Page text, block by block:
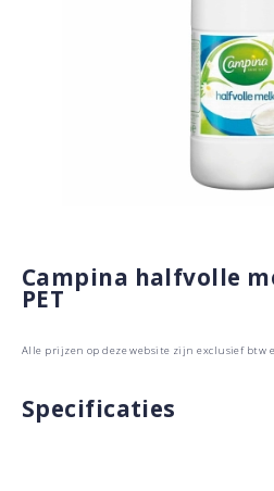
Campina halfvolle
PET
Alle prijzen op deze website zijn exclusief btw
Specificaties